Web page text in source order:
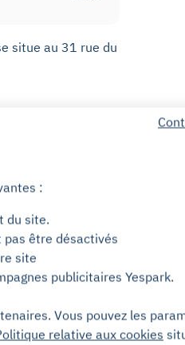
situe au 31 rue du
:
du site.
pas être désactivés
site
publicitaires Yespark.
Vous pouvez les
relative aux cookies